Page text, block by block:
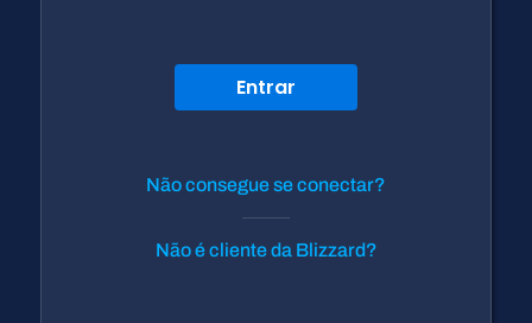
Entrar
Não consegue se conectar?
Não é cliente da Blizzard?